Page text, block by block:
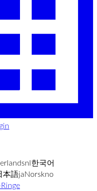
nl한국어
本語jaNorskno